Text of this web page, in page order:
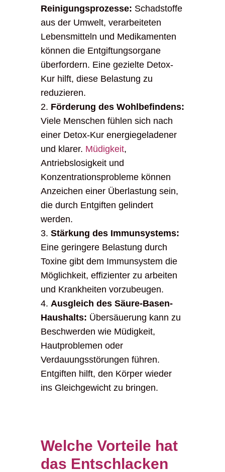
Reinigungsprozesse: Schadstoffe
aus der Umwelt, verarbeiteten
Lebensmitteln und Medikamenten
können die Entgiftungsorgane
überfordern. Eine gezielte Detox-
Kur hilft, diese Belastung zu
reduzieren.
Förderung des Wohlbefindens:
Viele Menschen fühlen sich nach
einer Detox-Kur energiegeladener
und klarer. Müdigkeit,
Antriebslosigkeit und
Konzentrationsprobleme können
Anzeichen einer Überlastung sein,
die durch Entgiften gelindert
werden.
Stärkung des Immunsystems:
Eine geringere Belastung durch
Toxine gibt dem Immunsystem die
Möglichkeit, effizienter zu arbeiten
und Krankheiten vorzubeugen.
Ausgleich des Säure-Basen-
Haushalts: Übersäuerung kann zu
Beschwerden wie Müdigkeit,
Hautproblemen oder
Verdauungsstörungen führen.
Entgiften hilft, den Körper wieder
ins Gleichgewicht zu bringen.
Welche Vorteile hat
das Entschlacken